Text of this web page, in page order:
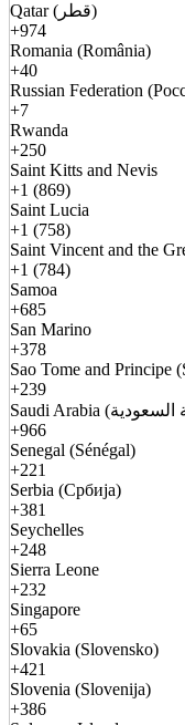
Qatar (قطر)
+974
Romania (România)
+40
Russian Federation
+7
Rwanda
+250
Saint Kitts and Nevis
+1 (869)
Saint Lucia
+1 (758)
Saint Vincent and the
+1 (784)
Samoa
+685
San Marino
+378
Sao Tome and Principe
+239
+966
Senegal (Sénégal)
+221
Serbia (Србија)
+381
Seychelles
+248
Sierra Leone
+232
Singapore
+65
Slovakia (Slovensko)
+421
Slovenia (Slovenija)
+386